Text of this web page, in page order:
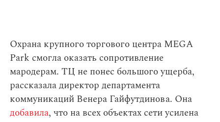
Охрана крупного торгового центра MEGA
Park смогла оказать сопротивление
мародерам. ТЦ не понес большого ущерба,
рассказала директор департамента
коммуникаций Венера Гайфутдинова. Она
добавила, что на всех объектах сети усилена